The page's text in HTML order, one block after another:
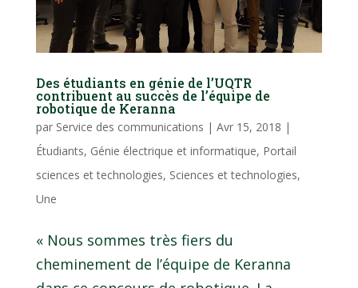
Des étudiants en génie de l’UQTR
contribuent au succès de l’équipe de
robotique de Keranna
par Service des communications | Avr 15, 2018 |
Étudiants, Génie électrique et informatique, Portail
sciences et technologies, Sciences et technologies,
Une
« Nous sommes très fiers du
cheminement de l’équipe de Keranna